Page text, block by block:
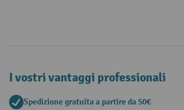
I vostri vantaggi professionali
Spedizione gratuita a partire da 50€